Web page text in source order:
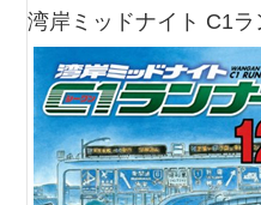
湾岸ミッドナイト C1